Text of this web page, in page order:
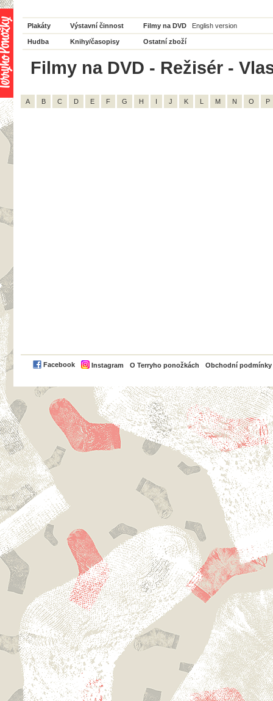
Plakáty Výstavní činnost Filmy na DVD English version
Hudba Knihy/časopisy Ostatní zboží
Filmy na DVD - Režisér -
A B C D E F G H I J K L M N O P
Facebook Instagram O Terryho ponožkách Obchodní podmínky
PayPal